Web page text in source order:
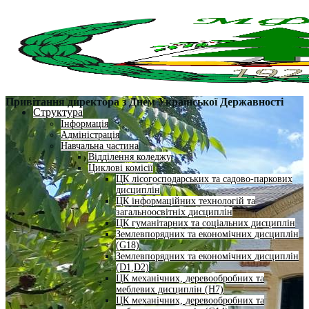
Структура
Інформація
Адміністрація
Навчальна частина
Відділення коледжу
Циклові комісії
ЦК лісогосподарських та садово-паркових
дисциплін
ЦК інформаційних технологій та
загальноосвітніх дисциплін
ЦК гуманітарних та соціальних дисциплін
Землевпорядних та економічних дисциплін
(G18)
Землевпорядних та економічних дисциплін
(D1,D2)
ЦК механічних, деревообробних та
меблевих дисциплін (H7)
ЦК механічних, деревообробних та
Привітання директора з Днем Української Державності